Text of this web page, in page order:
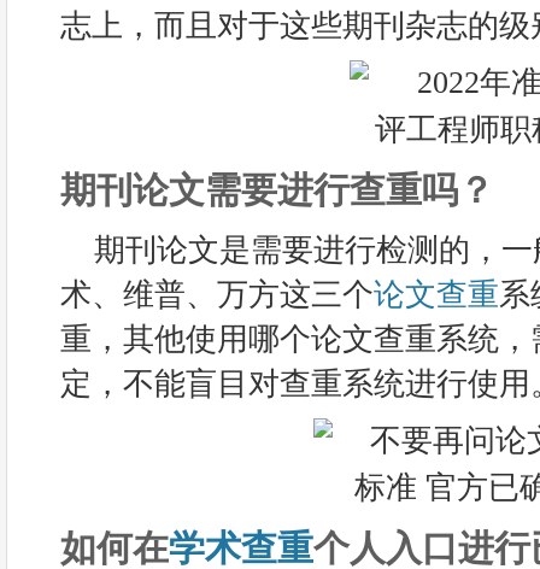
志上，而且对于这些期刊杂志的
期刊论文需要进行查重吗？
期刊论文是需要进行检测的，
术、维普、万方这三个论文查重系
重，其他使用哪个论文查重系统
定，不能盲目对查重系统进行使用
如何在学术查重个人入口进